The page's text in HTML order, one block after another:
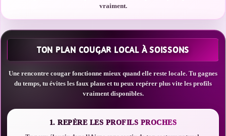
vraiment.
TON PLAN COUGAR LOCAL À SOISSONS
Une rencontre cougar fonctionne mieux quand elle reste locale. Tu gagnes
du temps, tu évites les faux plans et tu peux repérer plus vite les profils
vraiment disponibles.
1. REPÈRE LES PROFILS PROCHES